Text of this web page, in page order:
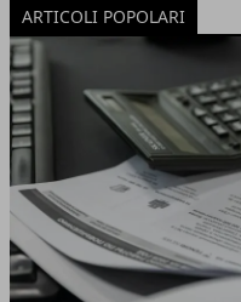
ARTICOLI POPOLARI